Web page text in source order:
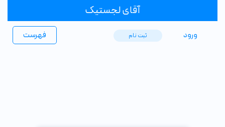
آقای لجستیک
فهرست ورود ثبت ‌نام